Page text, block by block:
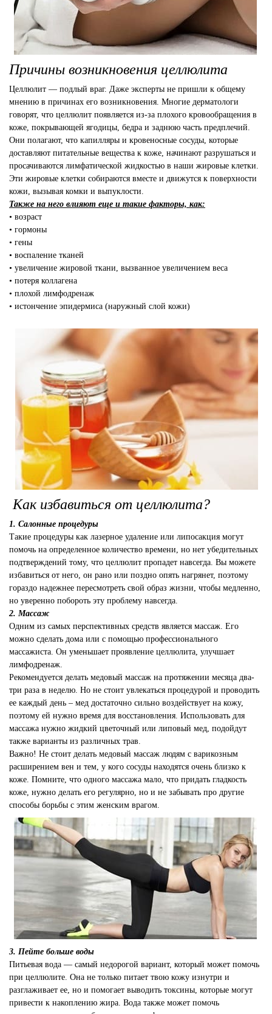
Причины возникновения целлюлита
Целлюлит — подлый враг. Даже эксперты не пришли к общему
мнению в причинах его возникновения. Многие дерматологи
говорят, что целлюлит появляется из-за плохого кровообращения в
коже, покрывающей ягодицы, бедра и заднюю часть предплечий.
Они полагают, что капилляры и кровеносные сосуды, которые
доставляют питательные вещества к коже, начинают разрушаться и
просачиваются лимфатической жидкостью в наши жировые клетки.
Эти жировые клетки собираются вместе и движутся к поверхности
кожи, вызывая комки и выпуклости.
Также на него влияют еще и такие факторы, как:
• возраст
• гормоны
• гены
• воспаление тканей
• увеличение жировой ткани, вызванное увеличением веса
• потеря коллагена
• плохой лимфодренаж
• истончение эпидермиса (наружный слой кожи)
Как избавиться от целлюлита?
1. Салонные процедуры
Такие процедуры как лазерное удаление или липосакция могут
помочь на определенное количество времени, но нет убедительных
подтверждений тому, что целлюлит пропадет навсегда. Вы можете
избавиться от него, он рано или поздно опять нагрянет, поэтому
гораздо надежнее пересмотреть свой образ жизни, чтобы медленно,
но уверенно побороть эту проблему навсегда.
2. Массаж
Одним из самых перспективных средств является массаж. Его
можно сделать дома или с помощью профессионального
массажиста. Он уменьшает проявление целлюлита, улучшает
лимфодренаж.
Рекомендуется делать медовый массаж на протяжении месяца два-
три раза в неделю. Но не стоит увлекаться процедурой и проводить
ее каждый день – мед достаточно сильно воздействует на кожу,
поэтому ей нужно время для восстановления. Использовать для
массажа нужно жидкий цветочный или липовый мед, подойдут
также варианты из различных трав.
Важно! Не стоит делать медовый массаж людям с варикозным
расширением вен и тем, у кого сосуды находятся очень близко к
коже. Помните, что одного массажа мало, что придать гладкость
коже, нужно делать его регулярно, но и не забывать про другие
способы борьбы с этим женским врагом.
3. Пейте больше воды
Питьевая вода — самый недорогой вариант, который может помочь
при целлюлите. Она не только питает твою кожу изнутри и
разглаживает ее, но и помогает выводить токсины, которые могут
привести к накоплению жира. Вода также может помочь